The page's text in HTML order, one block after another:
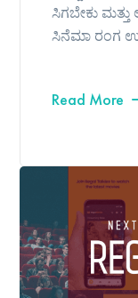
ಸಿಗಬೇಕು
ಸಿನೆಮಾ ರಂಗ
Read More